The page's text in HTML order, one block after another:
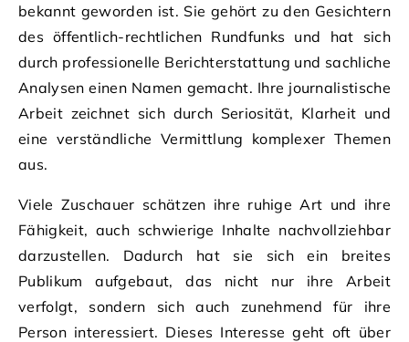
bekannt geworden ist. Sie gehört zu den Gesichtern
des öffentlich-rechtlichen Rundfunks und hat sich
durch professionelle Berichterstattung und sachliche
Analysen einen Namen gemacht. Ihre journalistische
Arbeit zeichnet sich durch Seriosität, Klarheit und
eine verständliche Vermittlung komplexer Themen
aus.
Viele Zuschauer schätzen ihre ruhige Art und ihre
Fähigkeit, auch schwierige Inhalte nachvollziehbar
darzustellen. Dadurch hat sie sich ein breites
Publikum aufgebaut, das nicht nur ihre Arbeit
verfolgt, sondern sich auch zunehmend für ihre
Person interessiert. Dieses Interesse geht oft über